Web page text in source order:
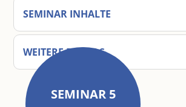
SEMINAR INHALTE
WEITERE DETAILS
SEMINAR 5